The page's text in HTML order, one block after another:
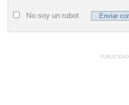
No soy un robot
PUBLICIDAD